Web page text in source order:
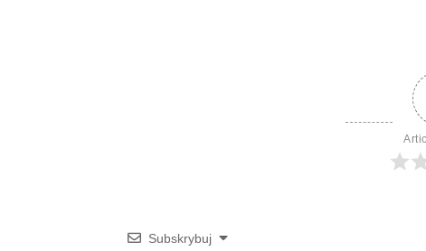
Subskrybuj